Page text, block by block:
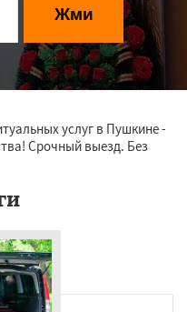
Жми
услуг в Пушкине -
Срочный выезд. Без